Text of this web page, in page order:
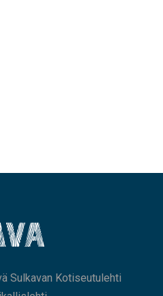
Sulkavan Kotiseutulehti